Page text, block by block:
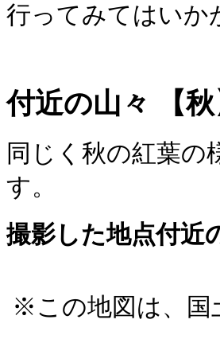
行ってみてはいか
付近の山々 【秋
同じく秋の紅葉の
す。
撮影した地点付近
※この地図は、国